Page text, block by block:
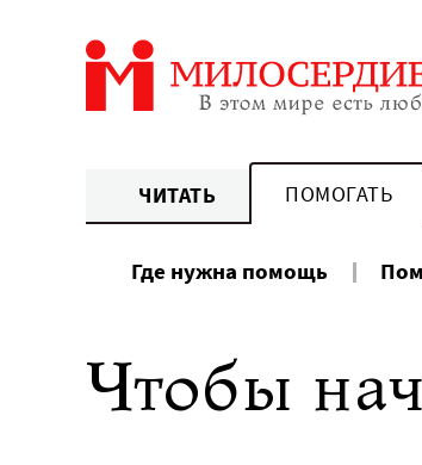
ЧИТАТЬ ПОМОГАТЬ
Где нужна помощь
Чтобы